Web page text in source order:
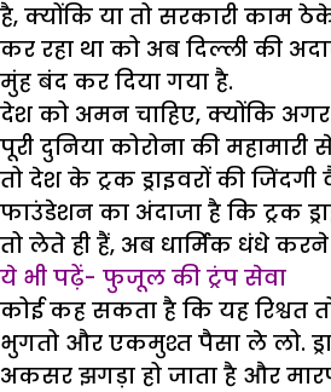
है, क्योंकि या तो सरकारी काम
कर रहा था को अब दिल्ली की
मुंह बंद कर दिया गया है.
देश को अमन चाहिए, क्योंकि अगर
पूरी दुनिया कोरोना की
तो देश के ट्रक ड्राइवरों की
फाउंडेशन का अंदाजा है कि ट्रक
तो लेते ही हैं, अब धार्मिक धंधे
ये भी पढ़ें- फुजूल की ट्रंप सेवा
कोई कह सकता है कि यह रिश्वत
भुगतो और एकमुश्त पैसा ले लो.
अकसर झगड़ा हो जाता है और